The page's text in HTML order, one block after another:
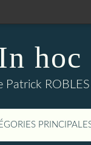
hoc
Patrick